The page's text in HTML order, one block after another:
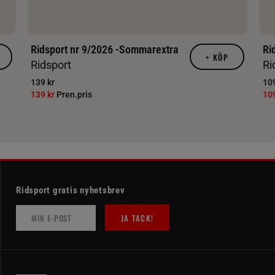
Ridsport nr 9/2026 -Sommarextra
Ridsport
139 kr
139 kr Pren.pris
+ KÖP
Ridsport gratis nyhetsbrev
JA TACK!